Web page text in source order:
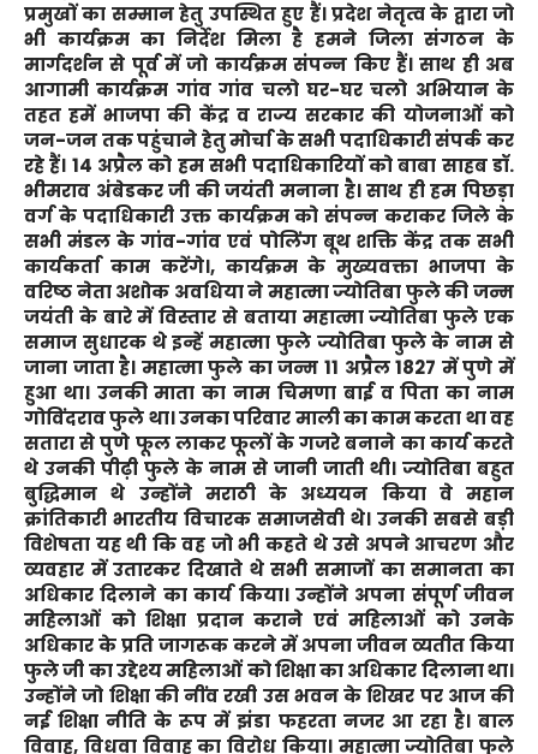
प्रमुखों का सम्मान हेतु उपस्थित हुए हैं। प्रदेश नेतृत्व के द्वारा जो
भी कार्यक्रम का निर्देश मिला है हमने जिला संगठन के
मार्गदर्शन से पूर्व में जो कार्यक्रम संपन्न किए हैं। साथ ही अब
आगामी कार्यक्रम गांव गांव चलो घर-घर चलो अभियान के
तहत हमें भाजपा की केंद्र व राज्य सरकार की योजनाओं को
जन-जन तक पहुंचाने हेतु मोर्चा के सभी पदाधिकारी संपर्क कर
रहे हैं। 14 अप्रैल को हम सभी पदाधिकारियों को बाबा साहब डॉ.
भीमराव अंबेडकर जी की जयंती मनाना है। साथ ही हम पिछड़ा
वर्ग के पदाधिकारी उक्त कार्यक्रम को संपन्न कराकर जिले के
सभी मंडल के गांव-गांव एवं पोलिंग बूथ शक्ति केंद्र तक सभी
कार्यकर्ता काम करेंगे।, कार्यक्रम के मुख्यवक्ता भाजपा के
वरिष्ठ नेता अशोक अवधिया ने महात्मा ज्योतिबा फुले की जन्म
जयंती के बारे में विस्तार से बताया महात्मा ज्योतिबा फुले एक
समाज सुधारक थे इन्हें महात्मा फुले ज्योतिबा फुले के नाम से
जाना जाता है। महात्मा फुले का जन्म 11 अप्रैल 1827 में पुणे में
हुआ था। उनकी माता का नाम चिमणा बाई व पिता का नाम
गोविंदराव फुले था। उनका परिवार माली का काम करता था वह
सतारा से पुणे फूल लाकर फूलों के गजरे बनाने का कार्य करते
थे उनकी पीढ़ी फुले के नाम से जानी जाती थी। ज्योतिबा बहुत
बुद्धिमान थे उन्होंने मराठी के अध्ययन किया वे महान
क्रांतिकारी भारतीय विचारक समाजसेवी थे। उनकी सबसे बड़ी
विशेषता यह थी कि वह जो भी कहते थे उसे अपने आचरण और
व्यवहार में उतारकर दिखाते थे सभी समाजों का समानता का
अधिकार दिलाने का कार्य किया। उन्होंने अपना संपूर्ण जीवन
महिलाओं को शिक्षा प्रदान कराने एवं महिलाओं को उनके
अधिकार के प्रति जागरूक करने में अपना जीवन व्यतीत किया
फुले जी का उद्देश्य महिलाओं को शिक्षा का अधिकार दिलाना था।
उन्होंने जो शिक्षा की नींव रखी उस भवन के शिखर पर आज की
नई शिक्षा नीति के रूप में झंडा फहरता नजर आ रहा है। बाल
विवाह, विधवा विवाह का विरोध किया। महात्मा ज्योतिबा फुले